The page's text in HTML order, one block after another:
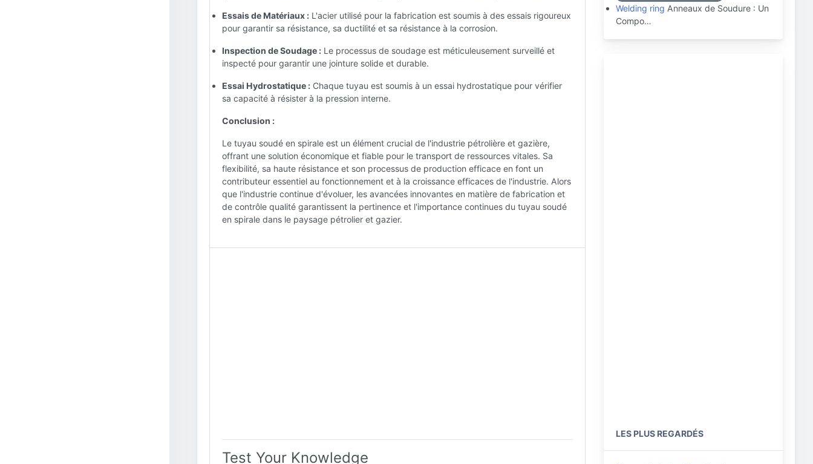
Essais de Matériaux : L'acier utilisé pour la fabrication est soumis à des essais rigoureux
pour garantir sa résistance, sa ductilité et sa résistance à la corrosion.
Inspection de Soudage : Le processus de soudage est méticuleusement surveillé et
inspecté pour garantir une jointure solide et durable.
Essai Hydrostatique : Chaque tuyau est soumis à un essai hydrostatique pour vérifier
sa capacité à résister à la pression interne.
Conclusion :
Le tuyau soudé en spirale est un élément crucial de l'industrie pétrolière et gazière,
offrant une solution économique et fiable pour le transport de ressources vitales. Sa
flexibilité, sa haute résistance et son processus de production efficace en font un
contributeur essentiel au fonctionnement et à la croissance efficaces de l'industrie. Alors
que l'industrie continue d'évoluer, les avancées innovantes en matière de fabrication et
de contrôle qualité garantissent la pertinence et l'importance continues du tuyau soudé
en spirale dans le paysage pétrolier et gazier.
Test Your Knowledge
Welding ring Anneaux de Soudure : Un
Compo…
LES PLUS REGARDÉS